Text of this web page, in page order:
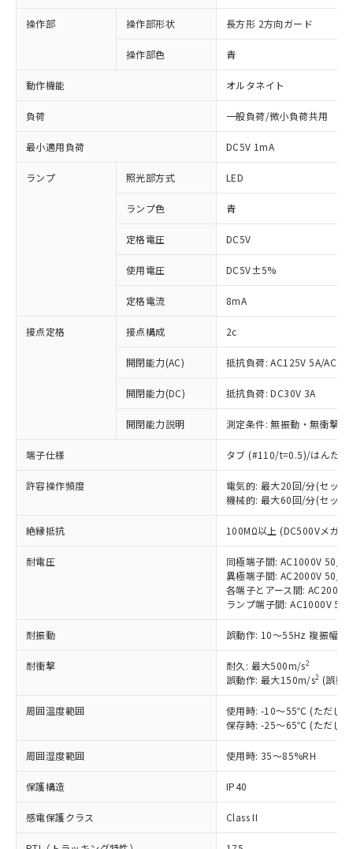
操作部 操作部形状 長方形 2方向ガード
操作部色 青
動作機能 オルタネイト
負荷 一般負荷/微小負荷共用
最小適用負荷 DC5V 1mA
ランプ 照光部方式 LED
ランプ色 青
定格電圧 DC5V
使用電圧 DC5V±5%
定格電流 8mA
接点定格 接点構成 2c
開閉能力(AC) 抵抗負荷: AC125V 5A/
開閉能力(DC) 抵抗負荷: DC30V 3A
開閉能力説明 測定条件: 無振動・無衝撃
端子仕様 タブ (#110/t=0.5)/はんだづ
許容操作頻度
電気的: 最大20回/分(セット
機械的: 最大60回/分(セット
絶縁抵抗 100MΩ以上 (DC500Vメガ)
耐電圧
同極端子間: AC1000V 50/
異極端子間: AC2000V 50/
各端子とアース間:
ランプ端子間: AC1000V
耐振動 誤動作: 10～55Hz 複振幅
耐衝撃 耐久: 最大500m/s2
誤動作: 最大150m/s2 (誤動
周囲温度範囲
使用時: -10～55℃ (ただし
保存時: -25～65℃ (ただし
周囲湿度範囲 使用時: 35～85%RH
保護構造 IP40
感電保護クラス Class II
以下の条件をお読みいただき、同意のうえ
本サービスは、当社制御機器事業取扱
商品の当社在庫状況および標準価格
(税抜)を提供させていただくもので
当社制御機器事業取扱商品の中には、
在庫状況および標準価格照会結果は、
タに基づき作成されるものであり、閲
覧された時点での実際の在庫および標
対応済み：EU RoHS指令（10物質）の
非含有に対応した製品が提供可能な商品で
す。
対応予定：EU RoHS指令（10物質）の非含
有に対応した製品に切り替える予定のある
対応予定なし：EU RoHS指令（10物質）の
非含有に非対応の商品で、対応品を出す予
調査・確認中：EU RoHS指令（10物質）の
非含有の対応状況を調査中または確認中の
非該当品：ライセンス料など無形物で、有
害物質有無と関係のない商品です。
仕入先様の事情により、非含有部品として
いたものが、含有品と判明した場合などや
むを得ず変更することがあります。
鉛(Pb) 1000ppm以下、 水銀(Hg) 1000ppm以下、 カド
六価クロム(Cr(Ⅵ)) 1000ppm以下、ポリ臭化ビフェニル
「○」：最大均質材料含有率が中国RoHSの
基準値以下であることを示します。
「×」：最大均質材料含有率が中国RoHSの
基準値を超えていることを示します。
「－」：未確認です。当社販売部門へお問
い合わせください。
*中国RoHS10物質の基準値 (GB/T26572)：
Pb(鉛) :1000ppm、 Hg(水銀) : 1000ppm、 Cd(カドミウ
ム) : 100ppm、
当社は、これら貴社製品のうち、外国
為替および外国貿易法に定める商品
（以下｢規制貨物等」という）を輸出
国政府の輸出許可(または役務取引許
可)を取得するなどの必要な手続きを
記